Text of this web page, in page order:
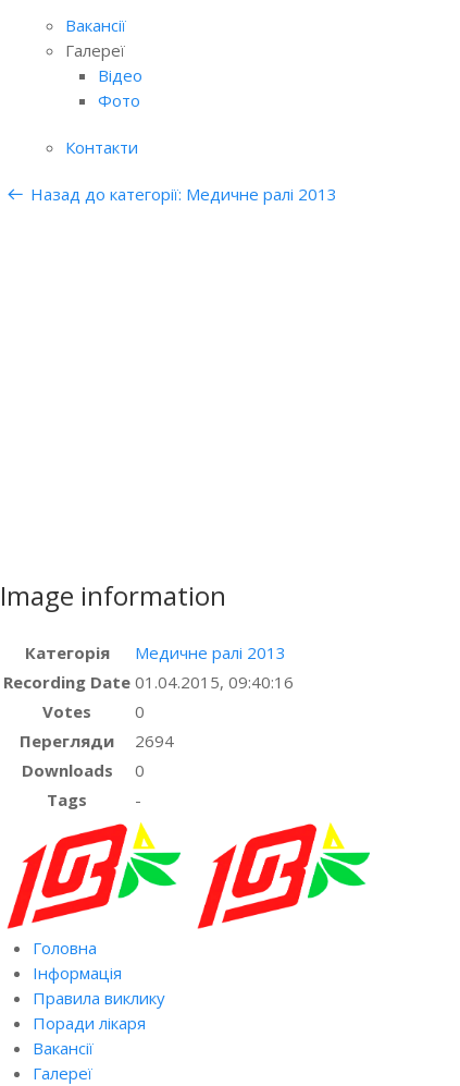
Вакансії
Галереї
Відео
Фото
Контакти
Назад до категорії: Медичне ралі 2013
Image information
Категорія
Медичне ралі 2013
Recording Date 01.04.2015, 09:40:16
Votes
0
Перегляди
2694
Downloads
0
Tags
-
Головна
Інформація
Правила виклику
Поради лікаря
Вакансії
Галереї